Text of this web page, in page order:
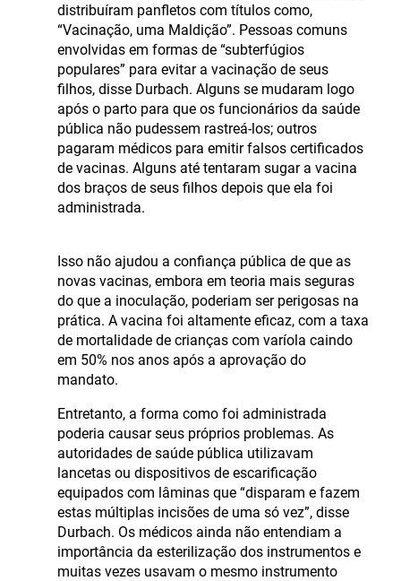
distribuíram panfletos com títulos como,
“Vacinação, uma Maldição”. Pessoas comuns
envolvidas em formas de “subterfúgios
populares” para evitar a vacinação de seus
filhos, disse Durbach. Alguns se mudaram logo
após o parto para que os funcionários da saúde
pública não pudessem rastreá-los; outros
pagaram médicos para emitir falsos certificados
de vacinas. Alguns até tentaram sugar a vacina
dos braços de seus filhos depois que ela foi
administrada.
Isso não ajudou a confiança pública de que as
novas vacinas, embora em teoria mais seguras
do que a inoculação, poderiam ser perigosas na
prática. A vacina foi altamente eficaz, com a taxa
de mortalidade de crianças com varíola caindo
em 50% nos anos após a aprovação do
mandato.
Entretanto, a forma como foi administrada
poderia causar seus próprios problemas. As
autoridades de saúde pública utilizavam
lancetas ou dispositivos de escarificação
equipados com lâminas que “disparam e fazem
estas múltiplas incisões de uma só vez”, disse
Durbach. Os médicos ainda não entendiam a
importância da esterilização dos instrumentos e
muitas vezes usavam o mesmo instrumento